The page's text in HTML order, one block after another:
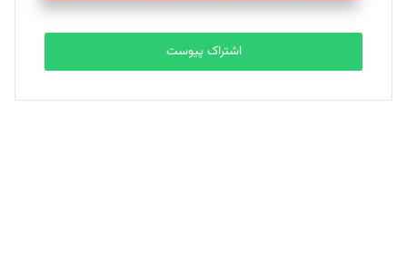
تحریریه
بابک نقاش
تحریریه
اشتراک پیوست